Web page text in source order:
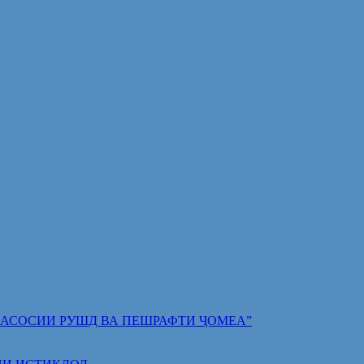
АСОСИИ РУШД ВА ПЕШРАФТИ ҶОМЕА”